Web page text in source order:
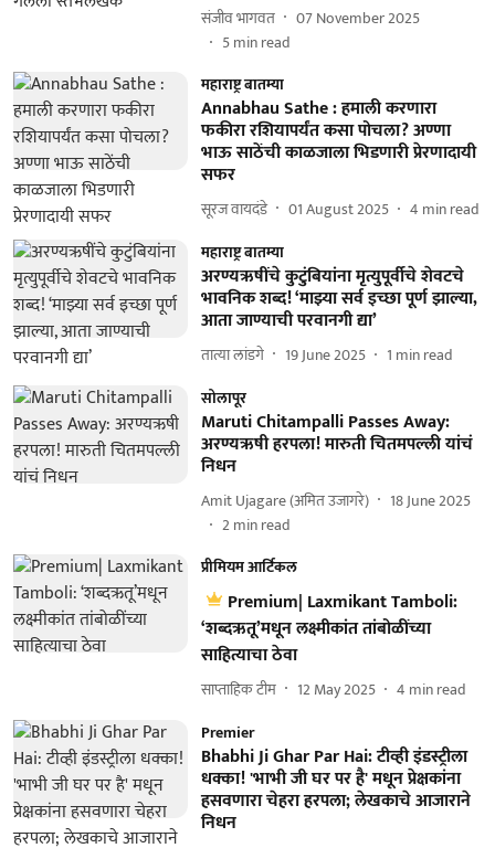
संजीव भागवत
07 November 2025
5min read
महाराष्ट्र बातम्या
Annabhau Sathe : हमाली करणारा
फकीरा रशियापर्यंत कसा पोचला? अण्णा
भाऊ साठेंची काळजाला भिडणारी प्रेरणादायी
सफर
सूरज वायदंडे 01 August 2025 4 min read
महाराष्ट्र बातम्या
अरण्यऋषींचे कुटुंबियांना मृत्युपूर्वीचे शेवटचे
भावनिक शब्द! ‘माझ्या सर्व इच्छा पूर्ण झाल्या,
आता जाण्याची परवानगी द्या’
तात्या लांडगे 19 June 2025 1 min read
सोलापूर
Maruti Chitampalli Passes Away:
अरण्यऋषी हरपला! मारुती चितमपल्ली यांचं
निधन
Amit Ujagare (अमित उजागरे)
18 June 2025
2min read
प्रीमियम आर्टिकल
Premium| Laxmikant Tamboli:
‘शब्दऋतू’मधून लक्ष्मीकांत तांबोळींच्या
साहित्याचा ठेवा
साप्ताहिक टीम 12 May 2025 4 min read
Premier
Bhabhi Ji Ghar Par Hai: टीव्ही इंडस्ट्रीला
धक्का! 'भाभी जी घर पर है' मधून प्रेक्षकांना
हसवणारा चेहरा हरपला; लेखकाचे आजाराने
निधन